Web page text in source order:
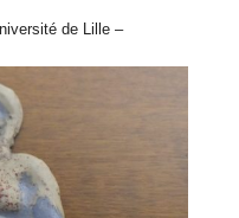
de Lille –